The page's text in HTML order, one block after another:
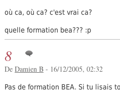
où ca, où ca? c'est vrai ca?
quelle formation bea??? :p
8
De Damien B- 16/12/2005, 02:32
Pas de formation BEA. Si tu lisais